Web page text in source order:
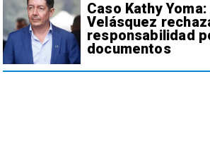
Caso Kathy
Velásquez
responsabilidad
documentos